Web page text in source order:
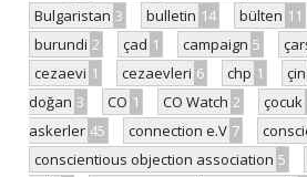
Bulgaristan 3 bulletin 14 bülten 11
burundi 2 çad 1 campaign 5
cezaevi 1 cezaevleri 6 chp 1 çin
doğan 3 CO 1 CO Watch 2 çocuk
askerler 45 connection e.V 7
conscientious objection association 5